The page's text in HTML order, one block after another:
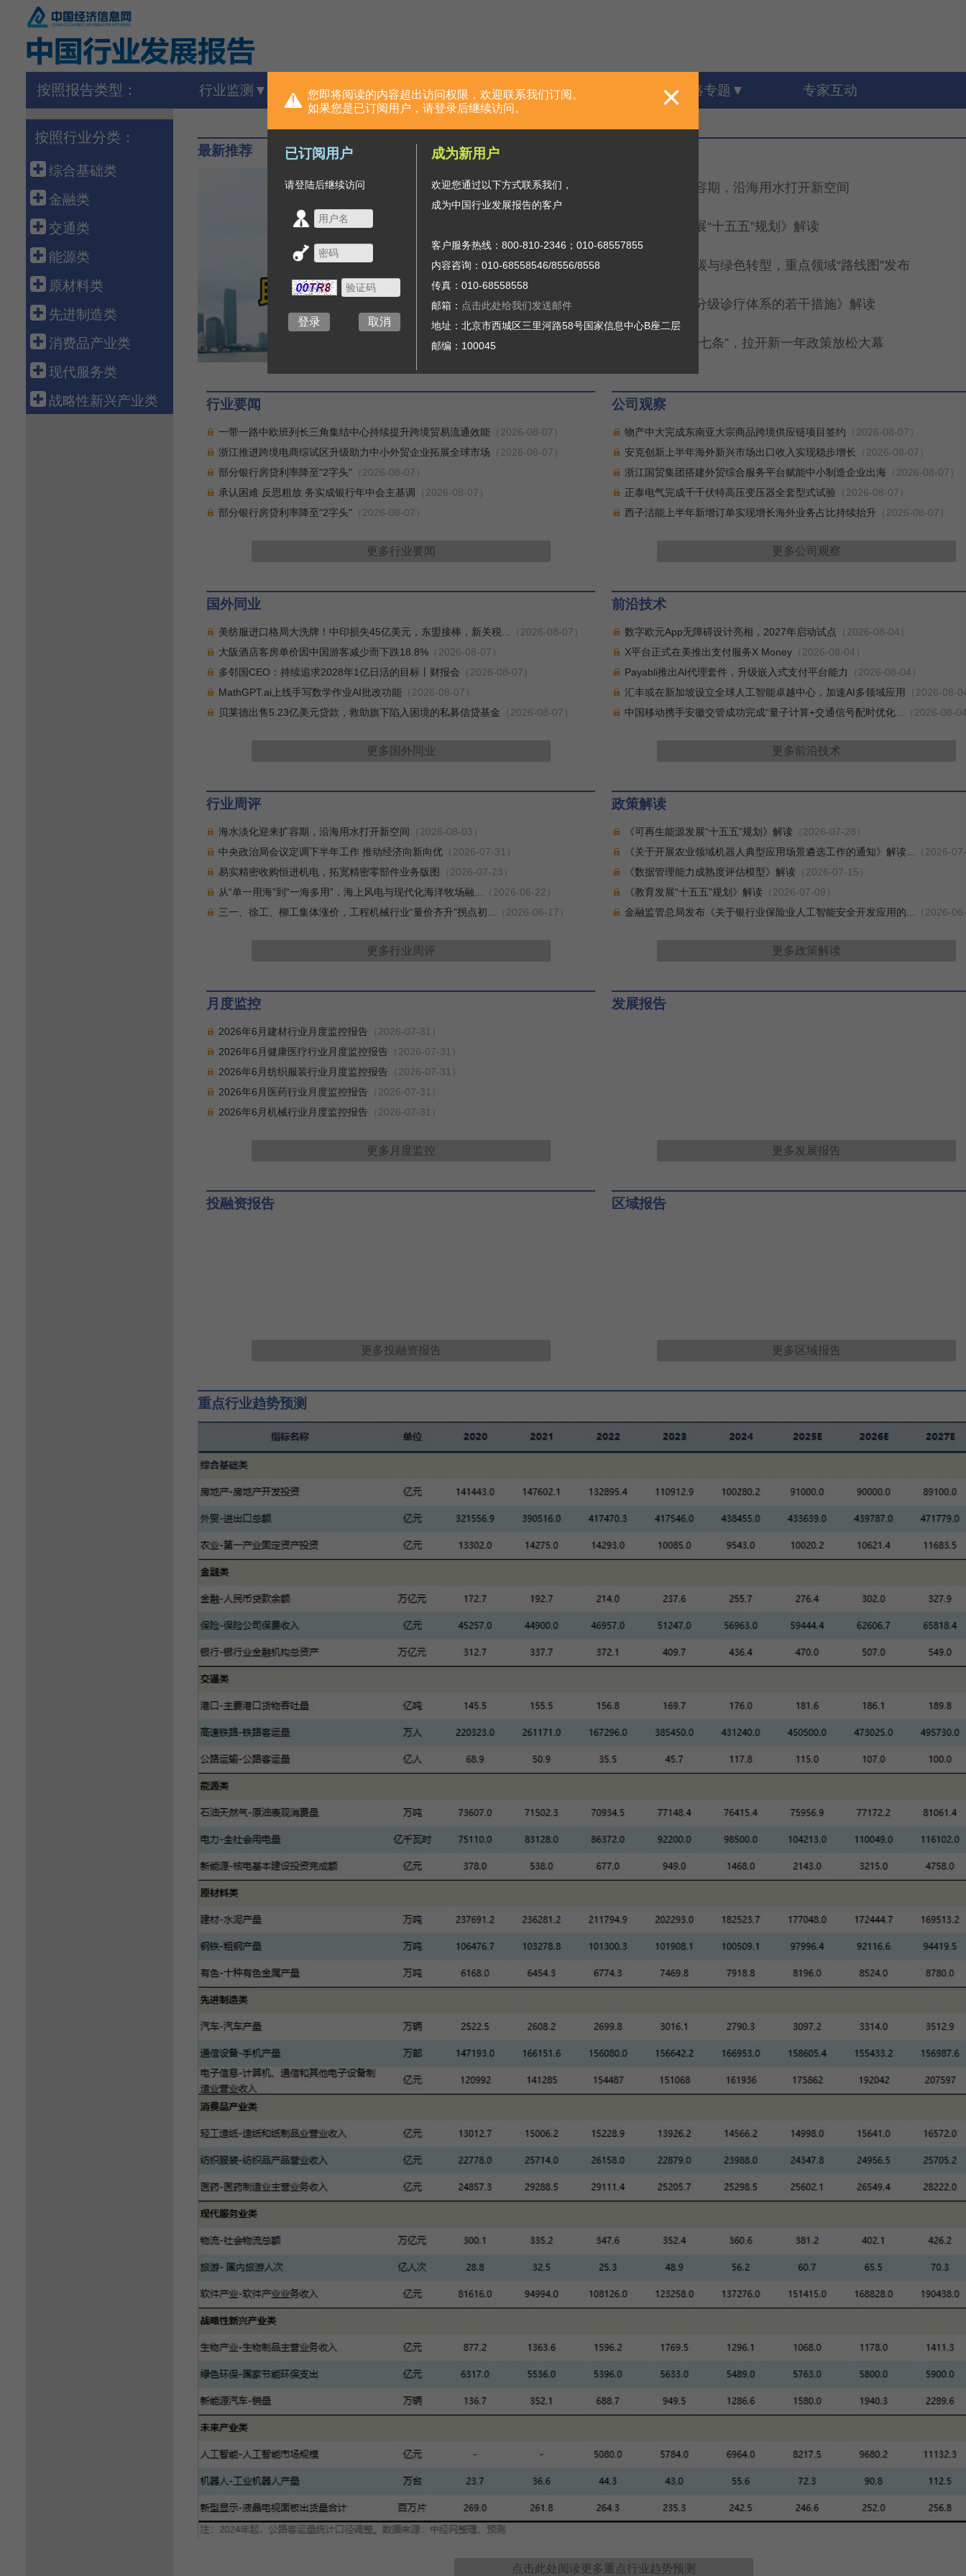
按照报告类型： 行业监测 行业要闻 公司观察 趋势预测 战略专题 专家互动
按照行业分类：
综合基础类
宏 观
外 贸
房 地 产
海洋经济
金融类
金 融
保 险
科技金融
融资租赁
资产管理
交通类
港 口
高速铁路
能源类
石油天然气
煤 炭
核 电
原材料类
建 材
钢 铁
化 工
先进制造类
船 舶
汽 车
工程机械
消费品产业类
轻工造纸
纺织服装
现代服务类
批发零售
战略性新兴产业类
最新推荐
海水淡化迎来扩容期，沿海用水打开新空间
《可再生能源发展“十五五”规划》解读
协同推进节能降碳与绿色转型，重点领域“路线图”发布
《关于加快建设分级诊疗体系的若干措施》解读
上海发布楼市“沪七条”，拉开新一年政策放松大幕
行业要闻
一带一路中欧班列长三角集结中心持续提升跨境贸易流通效能 （2026-08-07）
浙江推进跨境电商综试区升级助力中小外贸企业拓展全球市场 （2026-08-07）
部分银行房贷利率降至"2字头" （2026-08-07）
承认困难 反思粗放 务实成银行年中会主基调
（2026-08-07）
部分银行房贷利率降至"2字头" （2026-08-07）
更多行业要闻
公司观察
物产中大完成东南亚大宗商品跨境供应链项目签约 （2026-08-07）
安克创新上半年海外新兴市场出口收入实现稳步增长 （2026-08-07）
浙江国贸集团搭建外贸综合服务平台赋能中小制造企业出海（2026-08-07）
正泰电气完成千千伏特高压变压器全套型式试验 （2026-08-07）
西子洁能上半年新增订单实现增长海外业务占比持续抬升（2026-08-07）
更多公司观察
国外同业
美纺服进口格局大洗牌！中印损失45亿美元，东盟接棒，新关税...
（2026-08-07）
大阪酒店客房单价因中国游客减少而下跌18.8% （2026-08-07）
多邻国CEO：持续追求2028年1亿日活的目标丨财报会 （2026-08-07）
MathGPT.ai上线手写数学作业AI批改功能 （2026-08-07）
贝莱德出售5.23亿美元贷款，救助旗下陷入困境的私募信贷基金 （2026-08-07）
更多 国外同业
前沿技术
数字欧元App无障碍设计亮相，2027年启动试点 （2026-08-04）
X平台正式在美推出支付服务X Money（2026-08-04）
Payabli推出AI代理套件，升级嵌入式支付平台能力
（2026-08-04）
汇丰或在新加坡设立全球人工智能卓越中心，加速AI多领域应用
（2026-08-
中国移动携手安徽交管成功完成“量子计算+交通信号配时优化...
（2026-08-
更多前沿技术
行业周评
海水淡化迎来扩容期，沿海用水打开新空间 （2026-08-03）
中央政治局会议定调下半年工作 推动经济向新向优 （2026-07-31）
易实精密收购恒进机电，拓宽精密零部件业务版图
（2026-07-23）
从“单一用海”到“一海多用”，海上风电与现代化海洋牧场融...
（2026-06-22）
三一、徐工、柳工集体涨价，工程机械行业“量价齐升”拐点初...
（2026-06-17）
更多行业周评
政策解读
《可再生能源发展“十五五”规划》解读 （2026-07-28）
《关于开展农业领域机器人典型应用场景遴选工作的通知》解读...
（2026-
《数据管理能力成熟度评估模型》解读 （2026-07-15）
《教育发展“十五五”规划》解读 （2026-07-09）
金融监管总局发布《关于银行业保险业人工智能安全开发应用的...
（2026-
更多政策解读
月度监控
2026年6月建材行业月度监控报告 （2026-07-31）
2026年6月健康医疗行业月度监控报告 （2026-07-31）
2026年6月纺织服装行业月度监控报告 （2026-07-31）
2026年6月医药行业月度监控报告 （2026-07-31）
2026年6月机械行业月度监控报告 （2026-07-31）
更多 月度监控
发展报告
更多 发展报告
投融资报告
更多投融资报告
区域报告
更多 区域报告
重点行业趋势预测
点击此处阅读更多 重点行业趋势预测
您即将阅读的内容超出访问权限，欢迎联系我们订阅。 ×
如果您是已订阅用户，请登录后继续访问。
已订阅用户
请登陆后继续访问
取消
成为新用户
欢迎您通过以下方式联系我们，
成为中国行业发展报告的客户
客户服务热线：800-810-2346；010-68557855
内容咨询：010-68558546/8556/8558
传真：010-68558558
邮箱： 点击此处给我们发送邮件
地址：北京市西城区三里河路58号国家信息中心B座二层
邮编：100045